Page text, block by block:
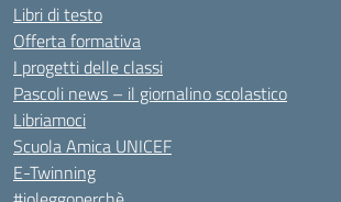
Libri di testo
Offerta formativa
I progetti delle classi
Pascoli news – il giornalino scolastico
Libriamoci
Scuola Amica UNICEF
E-Twinning